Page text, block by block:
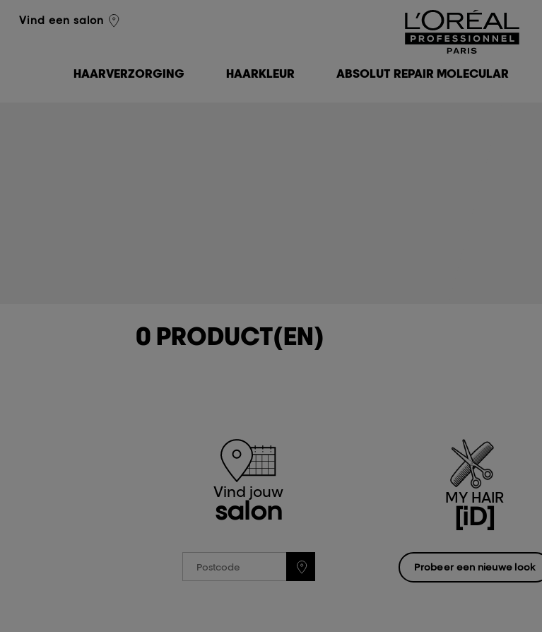
Vind een salon
L'Oréal Professionnel
HAARVERZORGING HAARKLEUR ABSOLUT REPAIR MOLECULAR
0 PRODUCT(EN)
Vind jouw
salon MY HAIR
[iD]
Probeer een nieuwe look